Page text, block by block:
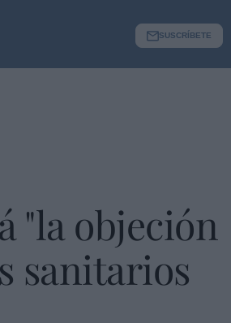
SUSCRÍBETE
"la objeción
sanitarios